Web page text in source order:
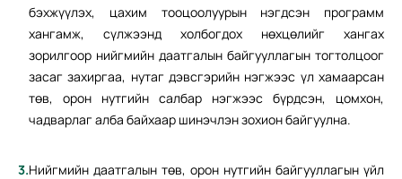
бэхжүүлэх, цахим тооцоолуурын нэгдсэн программ
хангамж, сүлжээнд холбогдох нөхцөлийг хангах
зорилгоор нийгмийн даатгалын байгууллагын тогтолцоог
засаг захиргаа, нутаг дэвсгэрийн нэгжээс үл хамаарсан
төв, орон нутгийн салбар нэгжээс бүрдсэн, цомхон,
чадварлаг алба байхаар шинэчлэн зохион байгуулна.
Нийгмийн даатгалын төв, орон нутгийн байгууллагын үйл